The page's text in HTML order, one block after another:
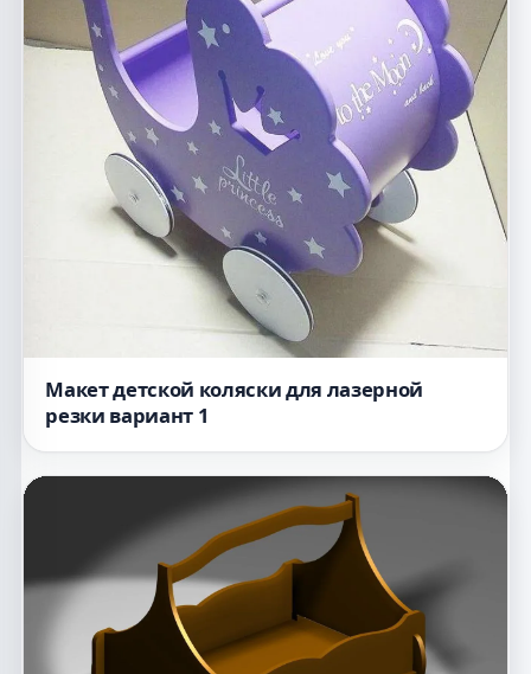
Макет детской коляски для лазерной
резки вариант 1